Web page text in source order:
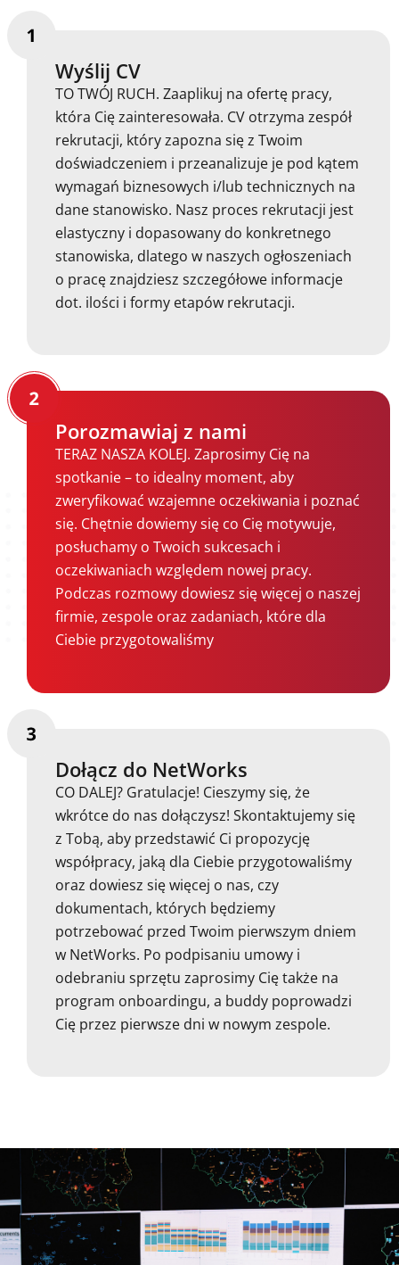
Wyślij CV
TO TWÓJ RUCH. Zaaplikuj na ofertę pracy,
która Cię zainteresowała. CV otrzyma zespół
rekrutacji, który zapozna się z Twoim
doświadczeniem i przeanalizuje je pod kątem
wymagań biznesowych i/lub technicznych na
dane stanowisko. Nasz proces rekrutacji jest
elastyczny i dopasowany do konkretnego
stanowiska, dlatego w naszych ogłoszeniach
o pracę znajdziesz szczegółowe informacje
dot. ilości i formy etapów rekrutacji.
Porozmawiaj z nami
TERAZ NASZA KOLEJ. Zaprosimy Cię na
spotkanie – to idealny moment, aby
zweryfikować wzajemne oczekiwania i poznać
się. Chętnie dowiemy się co Cię motywuje,
posłuchamy o Twoich sukcesach i
oczekiwaniach względem nowej pracy.
Podczas rozmowy dowiesz się więcej o naszej
firmie, zespole oraz zadaniach, które dla
Ciebie przygotowaliśmy
Dołącz do NetWorks
CO DALEJ? Gratulacje! Cieszymy się, że
wkrótce do nas dołączysz! Skontaktujemy się
z Tobą, aby przedstawić Ci propozycję
współpracy, jaką dla Ciebie przygotowaliśmy
oraz dowiesz się więcej o nas, czy
dokumentach, których będziemy
potrzebować przed Twoim pierwszym dniem
w NetWorks. Po podpisaniu umowy i
odebraniu sprzętu zaprosimy Cię także na
program onboardingu, a buddy poprowadzi
Cię przez pierwsze dni w nowym zespole.